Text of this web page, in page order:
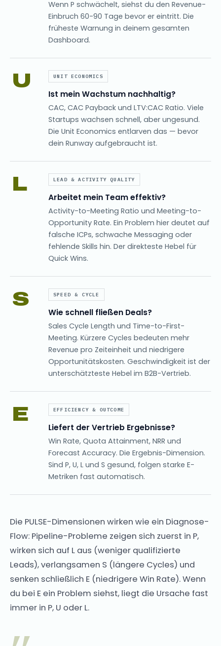
Wenn P schwächelt, siehst du den Revenue-
Einbruch 60-90 Tage bevor er eintritt. Die
früheste Warnung in deinem gesamten
Dashboard.
U UNIT ECONOMICS
Ist mein Wachstum nachhaltig?
CAC, CAC Payback und LTV:CAC Ratio. Viele
Startups wachsen schnell, aber ungesund.
Die Unit Economics entlarven das — bevor
dein Runway aufgebraucht ist.
L LEAD & ACTIVITY QUALITY
Arbeitet mein Team effektiv?
Activity-to-Meeting Ratio und Meeting-to-
Opportunity Rate. Ein Problem hier deutet auf
falsche ICPs, schwache Messaging oder
fehlende Skills hin. Der direkteste Hebel für
Quick Wins.
S SPEED & CYCLE
Wie schnell fließen Deals?
Sales Cycle Length und Time-to-First-
Meeting. Kürzere Cycles bedeuten mehr
Revenue pro Zeiteinheit und niedrigere
Opportunitätskosten. Geschwindigkeit ist der
unterschätzteste Hebel im B2B-Vertrieb.
E EFFICIENCY & OUTCOME
Liefert der Vertrieb Ergebnisse?
Win Rate, Quota Attainment, NRR und
Forecast Accuracy. Die Ergebnis-Dimension.
Sind P, U, L und S gesund, folgen starke E-
Metriken fast automatisch.
Die PULSE-Dimensionen wirken wie ein Diagnose-
Flow: Pipeline-Probleme zeigen sich zuerst in P,
wirken sich auf L aus (weniger qualifizierte
Leads), verlangsamen S (längere Cycles) und
senken schließlich E (niedrigere Win Rate). Wenn
du bei E ein Problem siehst, liegt die Ursache fast
immer in P, U oder L.